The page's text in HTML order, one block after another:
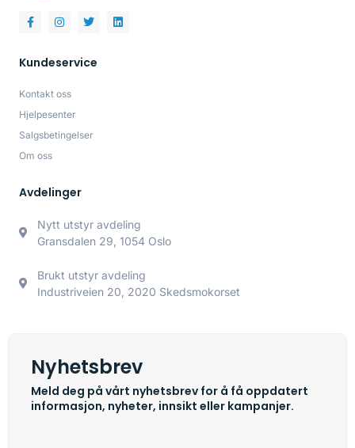
Kundeservice
Kontakt oss
Hjelpesenter
Salgsbetingelser
Om oss
Avdelinger
Nytt utstyr avdeling
Gransdalen 29, 1054 Oslo
Brukt utstyr avdeling
Industriveien 20, 2020 Skedsmokorset
Nyhetsbrev
Meld deg på vårt nyhetsbrev for å få oppdatert
informasjon, nyheter, innsikt eller kampanjer.